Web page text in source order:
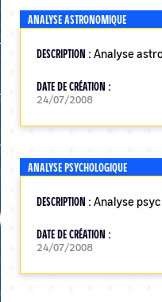
ANALYSE ASTRONOMIQUE
DESCRIPTION : Analyse
DATE DE CRÉATION :
24/07/2008
ANALYSE PSYCHOLOGIQUE
DESCRIPTION : Analyse
DATE DE CRÉATION :
24/07/2008